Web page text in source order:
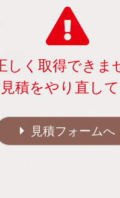
しく取得できま
積をやり直して
見積フォームへ